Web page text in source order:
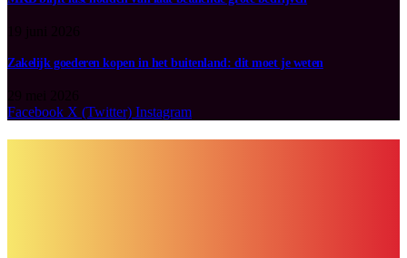
Zakelijk goederen kopen in het buitenland: dit moet je weten
Facebook X (Twitter) Instagram